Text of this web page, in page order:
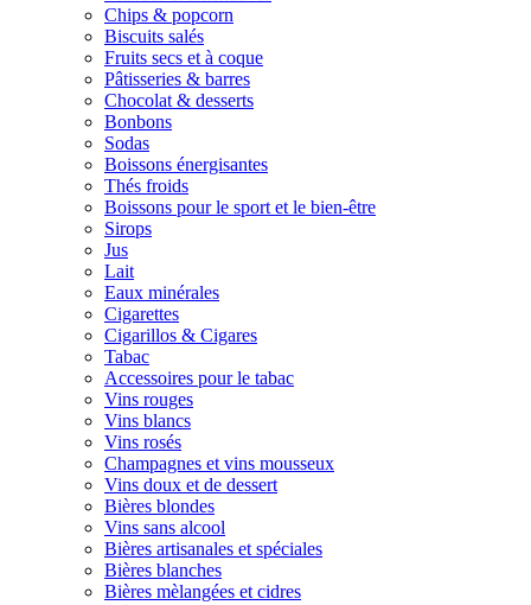
Chips & popcorn
Biscuits salés
Fruits secs et à coque
Pâtisseries & barres
Chocolat & desserts
Bonbons
Sodas
Boissons énergisantes
Thés froids
Boissons pour le sport et le bien-être
Sirops
Jus
Lait
Eaux minérales
Cigarettes
Cigarillos & Cigares
Tabac
Accessoires pour le tabac
Vins rouges
Vins blancs
Vins rosés
Champagnes et vins mousseux
Vins doux et de dessert
Bières blondes
Vins sans alcool
Bières artisanales et spéciales
Bières blanches
Bières mèlangées et cidres